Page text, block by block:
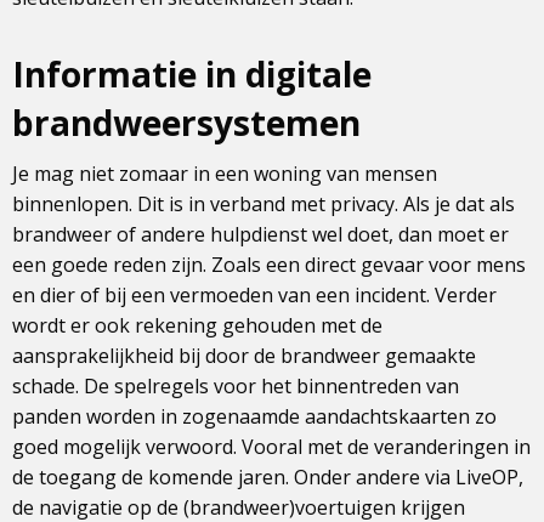
Informatie in digitale
brandweersystemen
Je mag niet zomaar in een woning van mensen
binnenlopen. Dit is in verband met privacy. Als je dat als
brandweer of andere hulpdienst wel doet, dan moet er
een goede reden zijn. Zoals een direct gevaar voor mens
en dier of bij een vermoeden van een incident. Verder
wordt er ook rekening gehouden met de
aansprakelijkheid bij door de brandweer gemaakte
schade. De spelregels voor het binnentreden van
panden worden in zogenaamde aandachtskaarten zo
goed mogelijk verwoord. Vooral met de veranderingen in
de toegang de komende jaren. Onder andere via LiveOP,
de navigatie op de (brandweer)voertuigen krijgen